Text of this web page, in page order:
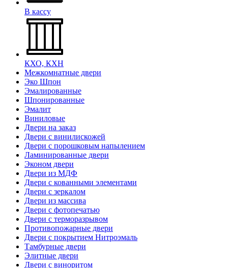
В кассу
КХО, КХН
Межкомнатные двери
Эко Шпон
Эмалированные
Шпонированные
Эмалит
Виниловые
Двери на заказ
Двери с винилискожей
Двери с порошковым напылением
Ламинированные двери
Эконом двери
Двери из МДФ
Двери с кованными элементами
Двери с зеркалом
Двери из массива
Двери с фотопечатью
Двери с терморазрывом
Противопожарные двери
Двери с покрытием Нитроэмаль
Тамбурные двери
Элитные двери
Двери с виноритом